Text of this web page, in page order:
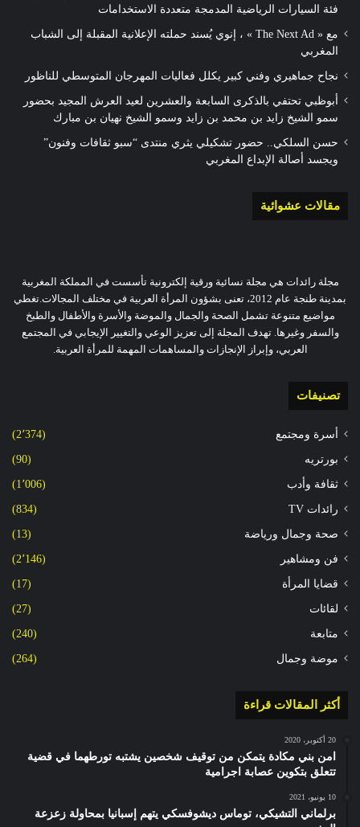
فئة السيارات الرياضية المدمجة متعددة الاستخدامات
مع « The Next Ad » ، إنوي يُسند حملته الإعلانية المقبلة إلى الشباب
المغربي
نجاح جماهيري وفني كبير يكلل فعاليات المهرجان المتوسطي للناظور
أبوظبي تحتفي بالذكرى السابعة والعشرين لعيد العرش المجيد بحضور
سمو الشيخ زايد بن محمد بن زايد وسمو الشيخ نهيان بن مبارك
حسن السلكي.. حضور تشكيلي يثري منتدى “سبو ثقافات وفنون”
ويجسد أصالة الإبداع المغربي
مقالات عشوائية
مجلة رائدات هي مجلة نسائية ورقية إلكترونية تأسست في المملكة المغربية
بمدينة طنجة عام 2012، تعنى بشؤون المرأة العربية في مختلف المجالات.تغطي
مواضيع متنوعة تشمل الصحة والجمال والموضة والأسرة والأطفال والطبخ
والسفر وغيرها. تهدف المجلة إلى تعزيز الوعي والتغيير الإيجابي في المجتمع
العربي، وإبراز الإنجازات والمساهمات المهمة للمرأة العربية.
تصنيفات
أسرة ومجتمع (2٬374)
بورتريه (90)
ثقافة وأدب (1٬006)
رائدات TV (834)
صحة وجمال ورياضة (13)
فن ومشاهير (2٬146)
قضايا المرأة (17)
لقائات (27)
متابعة (240)
موضة وجمال (264)
أكثر المقالات قراءة
20 أكتوبر، 2020
امن بني مكادة يتمكن من توقيف شخصين يشتبه تورطهما في قضية
تتعلق بتكوين عصابة اجرامية
10 يونيو، 2021
برلماني التشيكي، توماس ديشوفسكي يتهم إسبانيا بمحاولة زعزعة